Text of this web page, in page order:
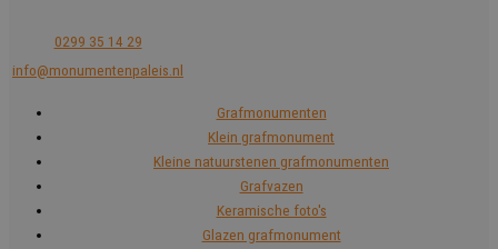
0299 35 14 29
info@monumentenpaleis.nl
Grafmonumenten
Klein grafmonument
Kleine natuurstenen grafmonumenten
Grafvazen
Keramische foto's
Glazen grafmonument